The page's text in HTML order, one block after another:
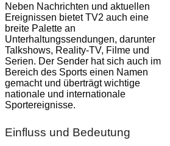
Neben Nachrichten und aktuellen
Ereignissen bietet TV2 auch eine
breite Palette an
Unterhaltungssendungen, darunter
Talkshows, Reality-TV, Filme und
Serien. Der Sender hat sich auch im
Bereich des Sports einen Namen
gemacht und überträgt wichtige
nationale und internationale
Sportereignisse.
Einfluss und Bedeutung